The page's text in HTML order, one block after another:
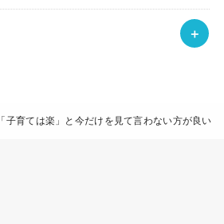
「子育ては楽」と今だけを見て言わない方が良い